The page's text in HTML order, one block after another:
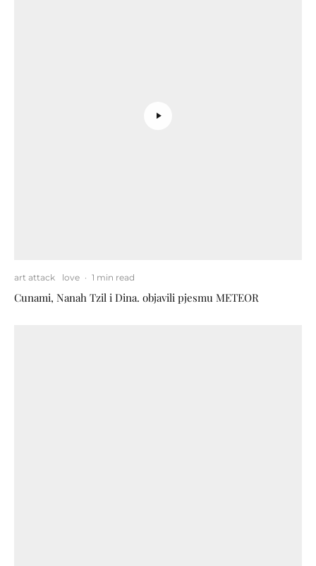
art attack love · 1 min read
Cunami, Nanah Tzil i Dina. objavili pjesmu METEOR